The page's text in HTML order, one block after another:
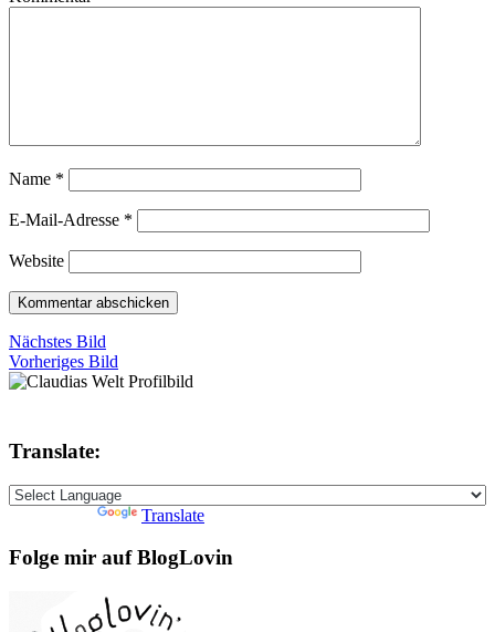
Name *
E-Mail-Adresse *
Website
Nächstes Bild
Vorheriges Bild
Translate:
Translate
Folge mir auf BlogLovin